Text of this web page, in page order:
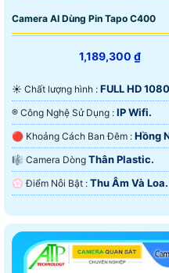
Camera AI Dùng Pin Tapo C400
1,189,300 ₫
☀️ Chất lượng hình : FULL HD
®️ Công Nghệ Sử Dụng : IP Wifi.
🔴 Khoảng Cách Ban Đêm : Hồng
🎼️ Camera Dòng Thân Plastic.
️💮 Điểm Nỗi Bật : Thu Âm Và Loa.